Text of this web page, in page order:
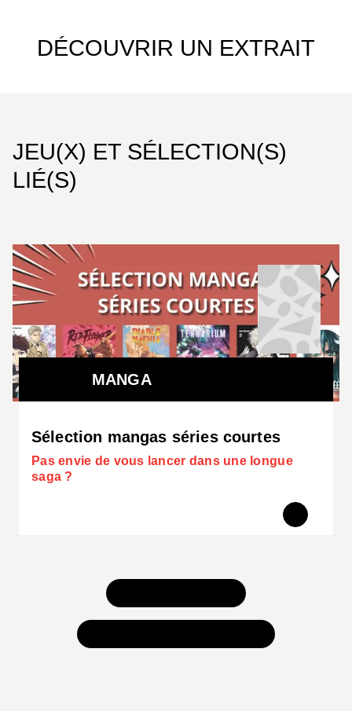
DÉCOUVRIR UN EXTRAIT
JEU(X) ET SÉLECTION(S)
LIÉ(S)
MANGA
Sélection mangas séries courtes
Pas envie de vous lancer dans une longue
saga ?